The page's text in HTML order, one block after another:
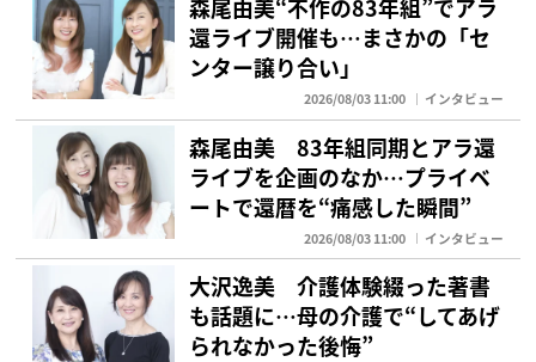
森尾由美“不作の83年組”でアラ
還ライブ開催も…まさかの「セ
ンター譲り合い」
2026/08/03 11:00 インタビュー
森尾由美 83年組同期とアラ還
ライブを企画のなか…プライベ
ートで還暦を“痛感した瞬間”
2026/08/03 11:00 インタビュー
大沢逸美 介護体験綴った著書
も話題に…母の介護で“してあげ
られなかった後悔”